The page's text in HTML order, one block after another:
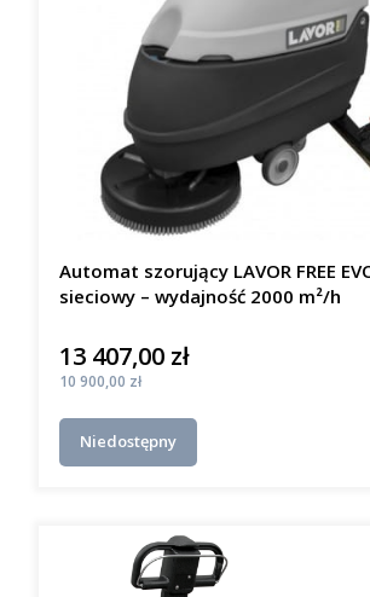
Automat szorujący LAVOR FREE
sieciowy – wydajność 2000 m²/h
Cena
13 407,00 zł
Cena
10 900,00 zł
Niedostępny